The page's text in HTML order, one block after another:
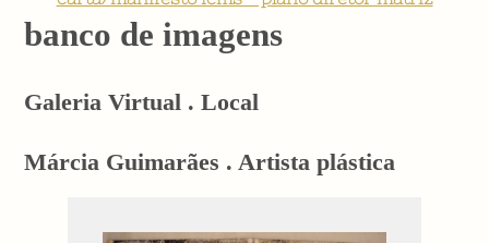
banco de imagens
Galeria Virtual . Local
Márcia Guimarães . Artista plástica